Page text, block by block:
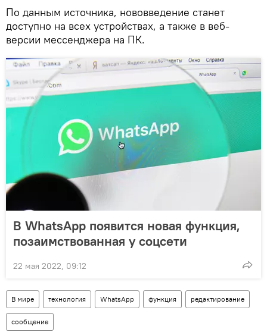
По данным источника, нововведение станет
доступно на всех устройствах, а также в веб-
версии мессенджера на ПК.
В WhatsApp появится новая функция,
позаимствованная у соцсети
22 мая 2022, 09:12
В мире технология WhatsApp функция редактирование
сообщение